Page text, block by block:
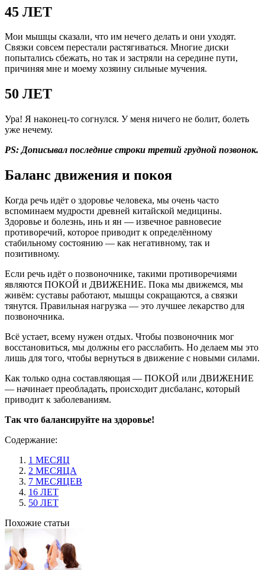
45 ЛЕТ
Мои мышцы сказали, что им нечего делать и они уходят.
Связки совсем перестали растягиваться. Многие диски
попытались сбежать, но так и застряли на середине пути,
причиняя мне и моему хозяину сильные мучения.
50 ЛЕТ
Ура! Я наконец-то согнулся. У меня ничего не болит, болеть
уже нечему.
PS: Дописывал последние строки третий грудной позвонок.
Баланс движения и покоя
Когда речь идёт о здоровье человека, мы очень часто
вспоминаем мудрости древней китайской медицины.
Здоровье и болезнь, инь и ян — извечное равновесие
противоречий, которое приводит к определённому
стабильному состоянию — как негативному, так и
позитивному.
Если речь идёт о позвоночнике, такими противоречиями
являются ПОКОЙ и ДВИЖЕНИЕ. Пока мы движемся, мы
живём: суставы работают, мышцы сокращаются, а связки
тянутся. Правильная нагрузка — это лучшее лекарство для
позвоночника.
Всё устает, всему нужен отдых. Чтобы позвоночник мог
восстановиться, мы должны его расслабить. Но делаем мы это
лишь для того, чтобы вернуться в движение с новыми силами.
Как только одна составляющая — ПОКОЙ или ДВИЖЕНИЕ
— начинает преобладать, происходит дисбаланс, который
приводит к заболеваниям.
Так что балансируйте на здоровье!
Содержание:
1 МЕСЯЦ
2 МЕСЯЦА
7 МЕСЯЦЕВ
16 ЛЕТ
50 ЛЕТ
Похожие статьи